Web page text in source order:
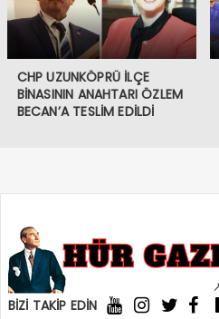
CHP UZUNKÖPRÜ İLÇE
BİNASININ ANAHTARI ÖZLEM
BECAN’A TESLİM EDİLDİ
BİZİ TAKİP EDİN